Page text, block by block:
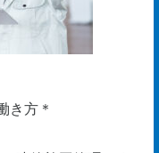
き方＊